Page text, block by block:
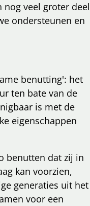
nog veel groter deel
ondersteunen en
benutting': het
ten bate van de
is met de
eigenschappen
benutten dat zij in
kan voorzien,
generaties uit het
voor een